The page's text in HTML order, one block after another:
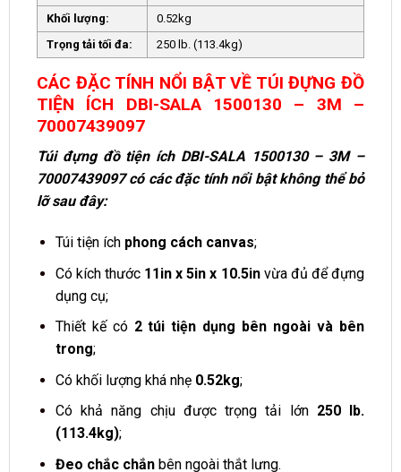
Khối lượng:
0.52kg
Trọng tải tối đa:
250 lb. (113.4kg)
CÁC ĐẶC TÍNH NỔI BẬT VỀ TÚI ĐỰNG ĐỒ
TIỆN ÍCH DBI-SALA 1500130 – 3M –
70007439097
Túi đựng đồ tiện ích DBI-SALA 1500130 – 3M –
70007439097 có các đặc tính nổi bật không thể bỏ
lỡ sau đây:
Túi tiện íchphong cách canvas;
Có kích thước 11in x 5in x 10.5invừa đủ để đựng
dụng cụ;
Thiết kế có 2 túi tiện dụng bên ngoài và bên
trong;
Có khối lượng khá nhẹ 0.52kg;
Có khả năng chịu được trọng tải lớn250 lb.
(113.4kg);
Đeo chắc chắnbên ngoài thắt lưng.